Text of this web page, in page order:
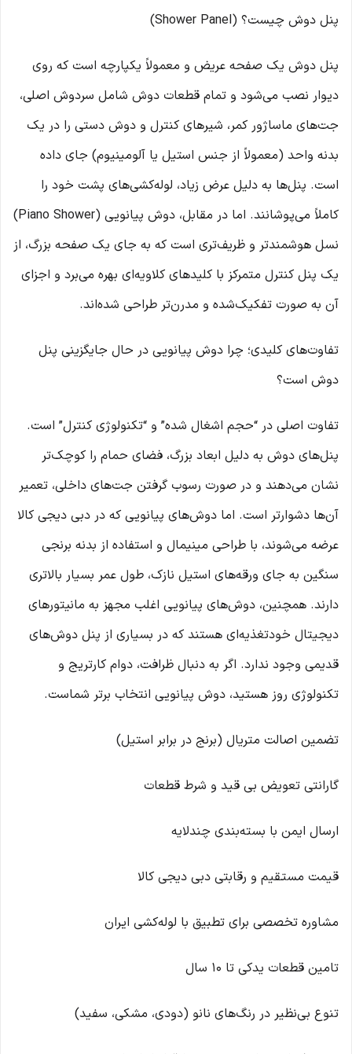
پنل دوش چیست؟ (Shower Panel)
پنل دوش یک صفحه عریض و معمولاً یکپارچه است که روی
دیوار نصب می‌شود و تمام قطعات دوش شامل سردوش اصلی،
جت‌های ماساژور کمر، شیرهای کنترل و دوش دستی را در یک
بدنه واحد (معمولاً از جنس استیل یا آلومینیوم) جای داده
است. پنل‌ها به دلیل عرض زیاد، لوله‌کشی‌های پشت خود را
کاملاً می‌پوشانند. اما در مقابل، دوش پیانویی (Piano Shower)
نسل هوشمندتر و ظریف‌تری است که به جای یک صفحه بزرگ، از
یک پنل کنترل متمرکز با کلیدهای کلاویه‌ای بهره می‌برد و اجزای
آن به صورت تفکیک‌شده و مدرن‌تر طراحی شده‌اند.
تفاوت‌های کلیدی؛ چرا دوش پیانویی در حال جایگزینی پنل
دوش است؟
تفاوت اصلی در “حجم اشغال شده” و “تکنولوژی کنترل” است.
پنل‌های دوش به دلیل ابعاد بزرگ، فضای حمام را کوچک‌تر
نشان می‌دهند و در صورت رسوب گرفتن جت‌های داخلی، تعمیر
آن‌ها دشوارتر است. اما دوش‌های پیانویی که در دبی دیجی کالا
عرضه می‌شوند، با طراحی مینیمال و استفاده از بدنه برنجی
سنگین به جای ورقه‌های استیل نازک، طول عمر بسیار بالاتری
دارند. همچنین، دوش‌های پیانویی اغلب مجهز به مانیتورهای
دیجیتال خودتغذیه‌ای هستند که در بسیاری از پنل دوش‌های
قدیمی وجود ندارد. اگر به دنبال ظرافت، دوام کارتریج و
تکنولوژی روز هستید، دوش پیانویی انتخاب برتر شماست.
تضمین اصالت متریال (برنج در برابر استیل)
گارانتی تعویض بی قید و شرط قطعات
ارسال ایمن با بسته‌بندی چندلایه
قیمت مستقیم و رقابتی دبی دیجی کالا
مشاوره تخصصی برای تطبیق با لوله‌کشی ایران
تامین قطعات یدکی تا ۱۰ سال
تنوع بی‌نظیر در رنگ‌های نانو (دودی، مشکی، سفید)